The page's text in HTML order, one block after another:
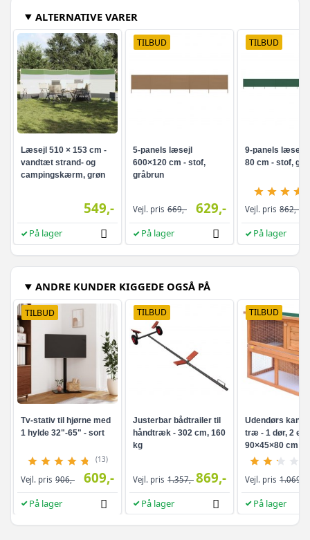
ALTERNATIVE VARER
Læsejl 510 × 153 cm -
vandtæt strand- og
campingskærm, grøn
549,-
På lager
TILBUD
5-panels læsejl
600×120 cm - stof,
gråbrun
Vejl. pris 669,- 629,-
På lager
TILBUD
9-panels læsejl
80 cm - stof,
Vejl. pris 862,-
På lager
ANDRE KUNDER KIGGEDE OGSÅ PÅ
TILBUD
Tv-stativ til hjørne med
1 hylde 32"-65" - sort
(13)
Vejl. pris 906,- 609,-
På lager
TILBUD
Justerbar bådtrailer til
håndtræk - 302 cm, 160
kg
Vejl. pris 1.357,- 869,-
På lager
TILBUD
Udendørs
træ - 1 dør, 2
90×45×80 cm
Vejl. pris 1.069,-
På lager